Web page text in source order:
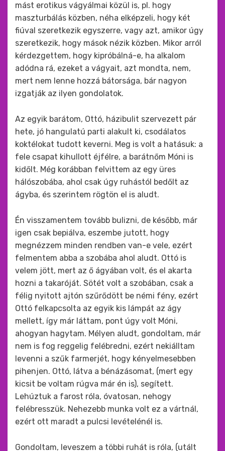
mást erotikus vágyálmai közül is, pl. hogy
maszturbálás közben, néha elképzeli, hogy két
fiúval szeretkezik egyszerre, vagy azt, amikor úgy
szeretkezik, hogy mások nézik közben. Mikor arról
kérdezgettem, hogy kipróbálná-e, ha alkalom
adódna rá, ezeket a vágyait, azt mondta, nem,
mert nem lenne hozzá bátorsága, bár nagyon
izgatják az ilyen gondolatok.
Az egyik barátom, Ottó, házibulit szervezett pár
hete, jó hangulatú parti alakult ki, csodálatos
koktélokat tudott keverni. Meg is volt a hatásuk: a
fele csapat kihullott éjfélre, a barátnőm Móni is
kidőlt. Még korábban felvittem az egy üres
hálószobába, ahol csak úgy ruhástól bedőlt az
ágyba, és szerintem rögtön el is aludt.
Én visszamentem tovább bulizni, de később, már
igen csak bepiálva, eszembe jutott, hogy
megnézzem minden rendben van-e vele, ezért
felmentem abba a szobába ahol aludt. Ottó is
velem jött, mert az ő ágyában volt, és el akarta
hozni a takaróját. Sötét volt a szobában, csak a
félig nyitott ajtón szűrődött be némi fény, ezért
Ottó felkapcsolta az egyik kis lámpát az ágy
mellett, így már láttam, pont úgy volt Móni,
ahogyan hagytam. Mélyen aludt, gondoltam, már
nem is fog reggelig felébredni, ezért nekiálltam
levenni a szűk farmerjét, hogy kényelmesebben
pihenjen. Ottó, látva a bénázásomat, (mert egy
kicsit be voltam rúgva már én is), segített.
Lehúztuk a farost róla, óvatosan, nehogy
felébresszük. Nehezebb munka volt ez a vártnál,
ezért ott maradt a pulcsi levételénél is.
Gondoltam, leveszem a többi ruhát is róla, (utált